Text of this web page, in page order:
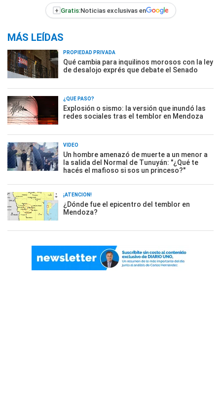
+ Gratis:Noticias exclusivas en
MÁS LEÍDAS
PROPIEDAD PRIVADA
Qué cambia para inquilinos morosos con la ley
de desalojo exprés que debate el Senado
¿QUÉ PASÓ?
Explosión o sismo: la versión que inundó las
redes sociales tras el temblor en Mendoza
VIDEO
Un hombre amenazó de muerte a un menor a
la salida del Normal de Tunuyán: "¿Qué te
hacés el mafioso si sos un princeso?"
¡ATENCIÓN!
¿Dónde fue el epicentro del temblor en
Mendoza?